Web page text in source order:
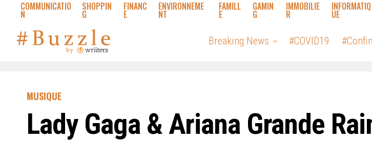
COMMUNICATIO
N
SHOPPIN
G
FINANC
E
ENVIRONNEME
NT
FAMILL
E
GAMIN
G
IMMOBILIE
R
INFORMATIQ
UE
Breaking News #COVID19
MUSIQUE
Lady Gaga & Ariana Grande